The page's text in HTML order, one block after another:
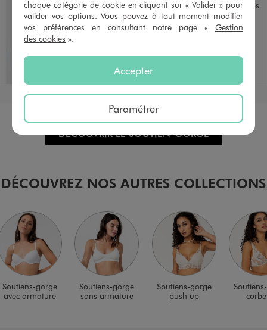
un top à col américain ou un dos
nus foulard
DÉCOUVRIR LE SOUTIEN-GORGE
DÉCOUVREZ NOS AUTRES COLLECTIONS
Soutiens-gorge
avec armature
Soutiens-gorge
sans armature
Soutiens-gorge
push up
chaque catégorie de cookie en cliquant sur « Valider » pour
valider vos options. Vous pouvez à tout moment modifier
vos préférences en consultant notre page « Gestion
des cookies ».
Accepter
Paramétrer